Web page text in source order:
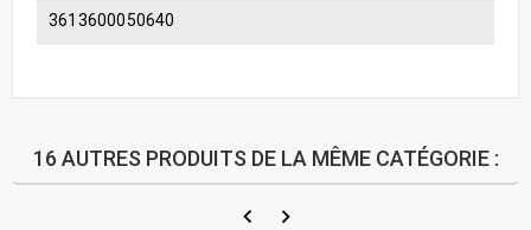
3613600050640
16 AUTRES PRODUITS DE LA MÊME CATÉGORIE :